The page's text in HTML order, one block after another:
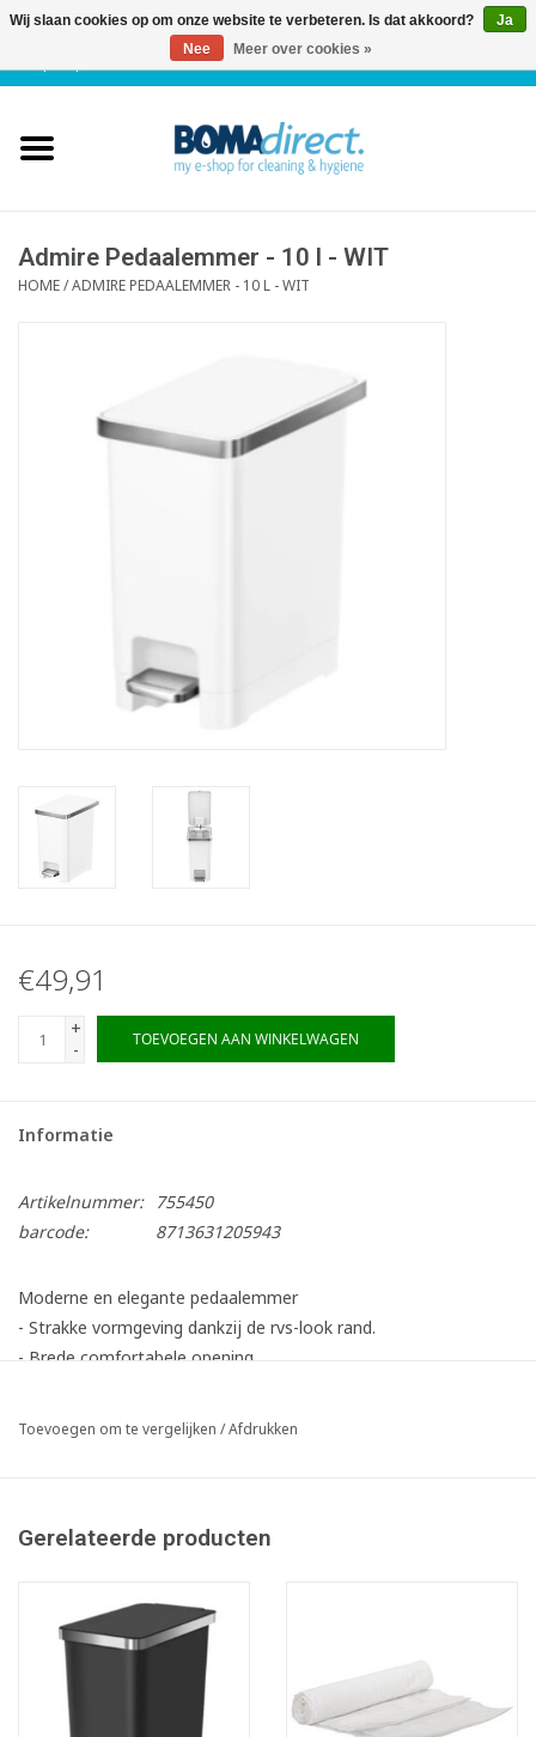
Klantenservice
Admire Pedaalemmer - 10 l - WIT
HOME/ADMIRE PEDAALEMMER - 10 L - WIT
€49,91
+
-
TOEVOEGEN AAN WINKELWAGEN
Informatie
Artikelnummer:
755450
barcode:
8713631205943
Moderne en elegante pedaalemmer
- Strakke vormgeving dankzij de rvs-look rand.
- Brede comfortabele opening.
- Deksel kan volledig naar achteren los gemaakt worden.
zicht.
- Inhoud: 10 liter - LxBxH: 17.5 x 29.5 x 32 cm
Toevoegen om te vergelijken /Afdrukken
Gerelateerde producten
Wij slaan cookies op om onze website te verbeteren. Is dat akkoord?
Ja
Nee
Meer over cookies »